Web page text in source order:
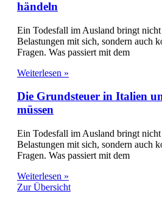
händeln
Ein Todesfall im Ausland bringt
Belastungen mit sich, sondern auch
Fragen. Was passiert mit dem
Weiterlesen »
Die Grundsteuer in Italien
müssen
Ein Todesfall im Ausland bringt
Belastungen mit sich, sondern auch
Fragen. Was passiert mit dem
Weiterlesen »
Zur Übersicht